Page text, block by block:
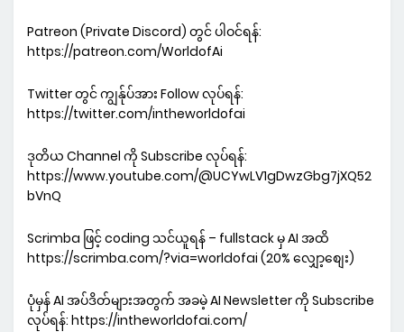
Patreon (Private Discord) တွင် ပါဝင်ရန်:
https://patreon.com/WorldofAi
Twitter တွင် ကျွန်ုပ်အား Follow လုပ်ရန်:
https://twitter.com/intheworldofai
ဒုတိယ Channel ကို Subscribe လုပ်ရန်:
https://www.youtube.com/@UCYwLV1gDwzGbg7jXQ52
bVnQ
Scrimba ဖြင့် coding သင်ယူရန် – fullstack မှ AI အထိ
https://scrimba.com/?via=worldofai (20% လျှော့စျေး)
ပုံမှန် AI အပ်ဒိတ်များအတွက် အခမဲ့ AI Newsletter ကို Subscribe
လုပ်ရန်: https://intheworldofai.com/